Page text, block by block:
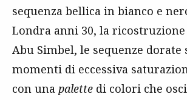
sequenza bellica in bianco e
Londra anni 30, la
Abu Simbel, le sequenze dorate
momenti di eccessiva
con una palette di colori che